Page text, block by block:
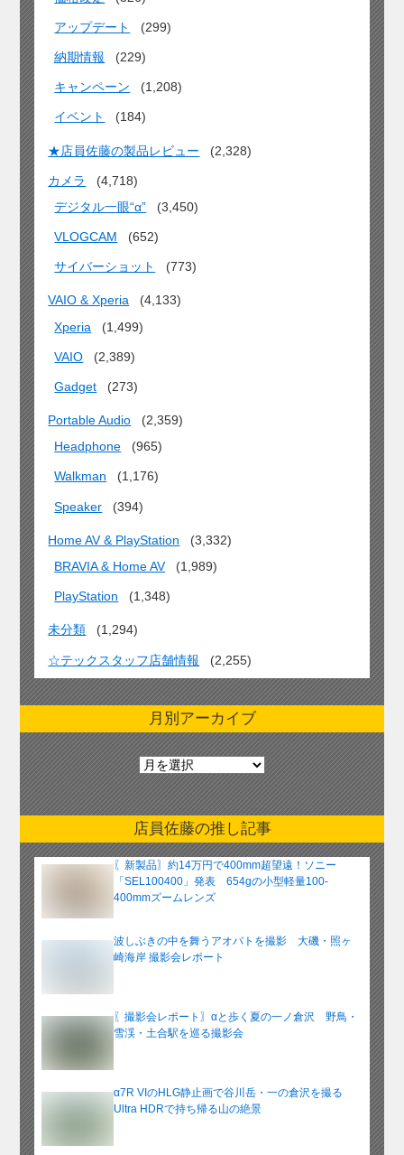
アップデート (299)
納期情報 (229)
キャンペーン (1,208)
イベント (184)
★店員佐藤の製品レビュー (2,328)
カメラ
(4,718)
デジタル一眼“α”
(3,450)
VLOGCAM (652)
サイバーショット (773)
VAIO & Xperia
(4,133)
Xperia
(1,499)
VAIO (2,389)
Gadget (273)
Portable Audio
(2,359)
Headphone
(965)
Walkman (1,176)
Speaker (394)
Home AV & PlayStation
(3,332)
BRAVIA & Home AV
(1,989)
PlayStation (1,348)
未分類 (1,294)
☆テックスタッフ店舗情報 (2,255)
月別アーカイブ
月
別
ア
ー
カ
イ
ブ
店員佐藤の推し記事
〖新製品〗約14万円で400mm超望遠！ソニー
「SEL100400」発表 654gの小型軽量100-
400mmズームレンズ
波しぶきの中を舞うアオバトを撮影 大磯・照ヶ
崎海岸 撮影会レポート
〖撮影会レポート〗αと歩く夏の一ノ倉沢 野鳥・
雪渓・土合駅を巡る撮影会
α7R VIのHLG静止画で谷川岳・一の倉沢を撮る
Ultra HDRで持ち帰る山の絶景